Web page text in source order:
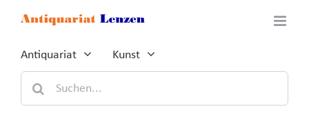
Inhalt
Antiquariat
Kunst
Suche
nach: